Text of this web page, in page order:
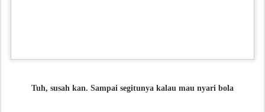
Tuh, susah kan. Sampai segitunya kalau mau nyari bola